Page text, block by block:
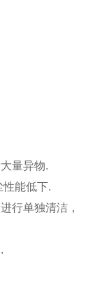
量异物.
能低下.
行单独清洁，